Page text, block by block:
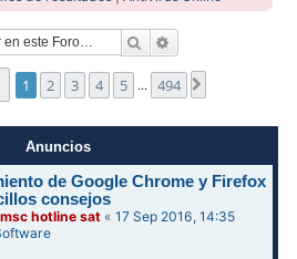
Buscar
Página1de494
1 2 3 4 5 … 494
Anuncios
de Google Chrome y Firefox
consejos
msc hotline sat «17 Sep 2016, 14:35